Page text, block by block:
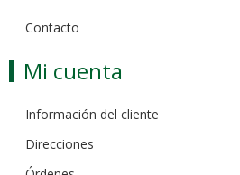
Contacto
Mi cuenta
Información del cliente
Direcciones